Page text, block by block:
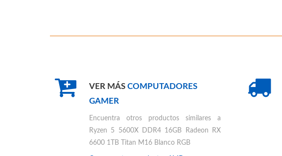
VER MÁS COMPUTADORES
GAMER
Encuentra otros productos similares a
Ryzen 5 5600X DDR4 16GB Radeon RX
6600 1TB Titan M16 Blanco RGB